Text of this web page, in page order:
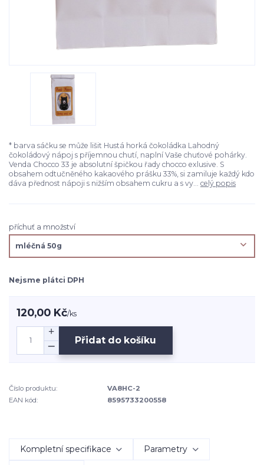
* barva sáčku se může lišit Hustá horká čokoládka Lahodný
čokoládový nápoj s příjemnou chutí, naplní Vaše chuťové pohárky.
Venda Chocco 33 je absolutní špičkou řady chocco exlusive. S
obsahem odtučněného kakaového prášku 33%, si zamiluje každý kdo
dáva přednost nápoji s nižším obsahem cukru a s vy... celý popis
příchuť a množství
Nejsme plátci DPH
120,00 Kč/ks
Přidat do košíku
Číslo produktu:
VA8HC-2
EAN kód:
8595733200558
Kompletní specifikace Parametry